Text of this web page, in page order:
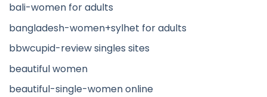
bali-women for adults
bangladesh-women+sylhet for adults
bbwcupid-review singles sites
beautiful women
beautiful-single-women online